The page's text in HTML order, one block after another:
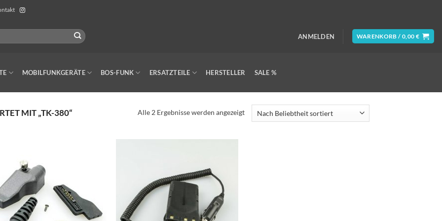
ANMELDEN WARENKORB / 0,00 €
MOBILFUNKGERÄTE BOS-FUNK ERSATZTEILE HERSTELLER SALE %
MIT „TK-380“ Alle 2 Ergebnisse werden angezeigtNach
Beliebtheit